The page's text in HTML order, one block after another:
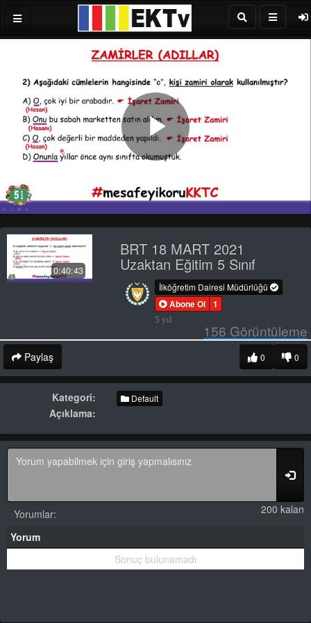
Play
Video
0:40:43
BRT 18 MART 2021
Uzaktan Eğitim 5 Sınıf
İlköğretim Dairesi Müdürlüğü
Abone Ol 1
5 yıl
156 Görüntüleme
Paylaş 0
0
Kategori: Default
Açıklama:
200 kalan
Yorumlar:
Yorum
Sonuç bulunamadı